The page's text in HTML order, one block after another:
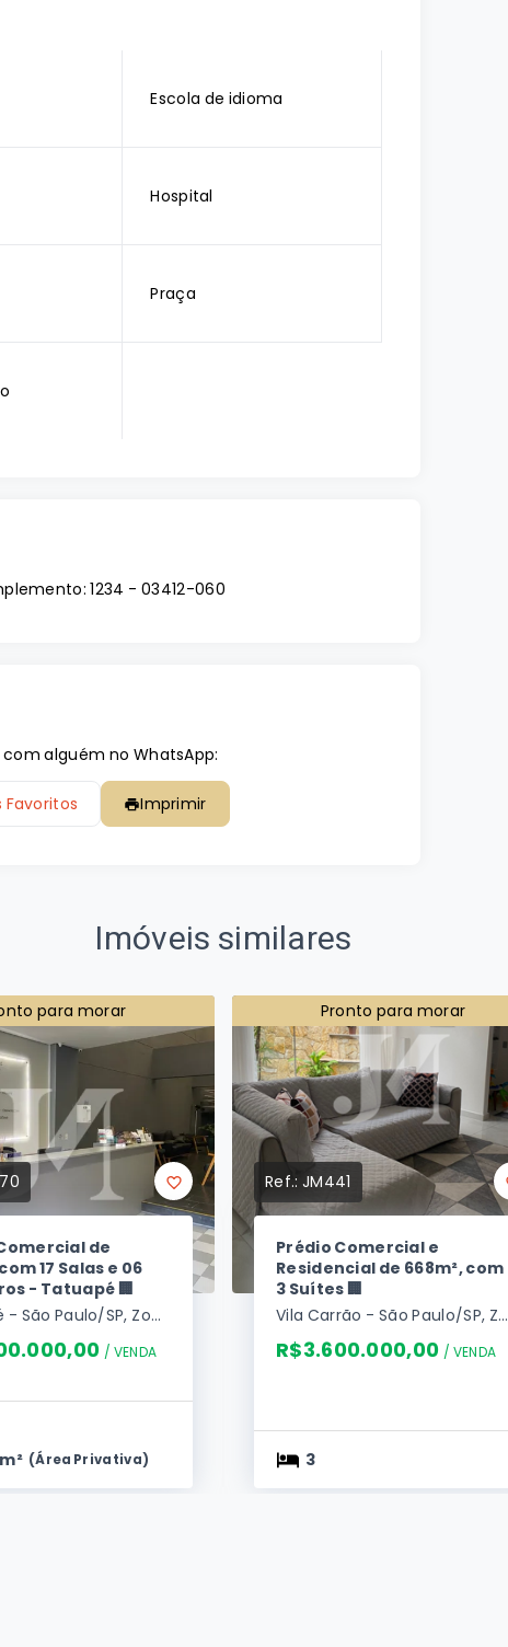
Escola de idioma
Hospital
Praça
1234 - 03412-060
alguém no WhatsApp:
Favoritos Imprimir
Imóveis similares
para morar
de
17 Salas e 06
- Tatuapé 🏢
Tatuapé - São Paulo/SP, Zona Leste
/ VENDA
(Área Privativa)
Pronto para morar
Ref.:JM441
Prédio Comercial e
Residencial de 668m², com
3 Suítes 🏢
Vila Carrão - São Paulo/SP, Zona Leste
R$3.600.000,00 / VENDA
3